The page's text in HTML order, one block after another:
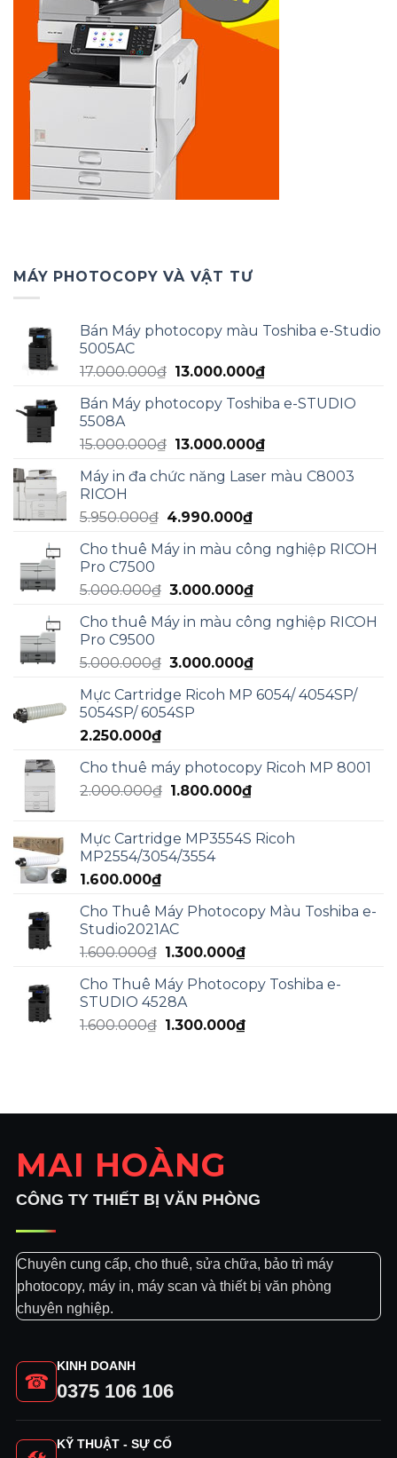
MÁY PHOTOCOPY VÀ VẬT TƯ
Bán Máy photocopy màu Toshiba e-Studio
5005AC
17.000.000₫ Giá
là:
13.000.000₫Giá
tại
13.000.000₫.
Bán Máy photocopy Toshiba e-STUDIO
5508A
15.000.000₫ Giá
là:
13.000.000₫Giá
tại
Máy in đa chức năng Laser màu C8003
RICOH
5.950.000₫ Giá
là:
4.990.000₫Giá
tại
4.990.000₫.
Cho thuê Máy in màu công nghiệp RICOH
Pro C7500
5.000.000₫ Giá
là:
3.000.000₫Giá
tại
3.000.000₫.
Cho thuê Máy in màu công nghiệp RICOH
Pro C9500
5.000.000₫ Giá
là:
5.000.000₫.
3.000.000₫Giá
tại
Mực Cartridge Ricoh MP 6054/ 4054SP/
5054SP/ 6054SP
2.250.000₫
Cho thuê máy photocopy Ricoh MP 8001
2.000.000₫ Giá
2.000.000₫.
1.800.000₫Giá
là:
Mực Cartridge MP3554S Ricoh
MP2554/3054/3554
1.600.000₫
Cho Thuê Máy Photocopy Màu Toshiba e-
Studio2021AC
1.600.000₫ Giá
là:
1.600.000₫.
1.300.000₫Giá
tại
1.300.000₫.
Cho Thuê Máy Photocopy Toshiba e-
STUDIO 4528A
1.600.000₫ Giá
1.300.000₫Giá
MAI HOÀNG
CÔNG TY THIẾT BỊ VĂN PHÒNG
Chuyên cung cấp, cho thuê, sửa chữa, bảo trì máy
photocopy, máy in, máy scan và thiết bị văn phòng
chuyên nghiệp.
☎
KINH DOANH
0375 106 106
KỸ THUẬT - SỰ CỐ